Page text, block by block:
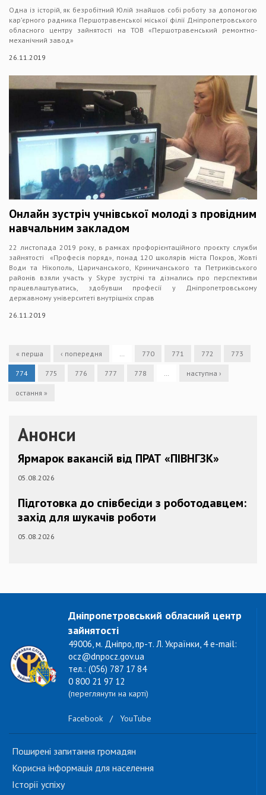
Одна із історій, як безробітний Юлій знайшов собі роботу за допомогою
кар’єрного радника Першотравенської міської філії Дніпропетровського
обласного центру зайнятості на ТОВ «Першотравенський ремонтно-
механічний завод»
26.11.2019
Онлайн зустріч учнівської молоді з провідним
навчальним закладом
22 листопада 2019 року, в рамках профорієнтаційного проєкту служби
зайнятості «Професія поряд», понад 120 школярів міста Покров, Жовті
Води та Нікополь, Царичанського, Криничанського та Петриківського
районів взяли участь у Skype зустрічі та дізнались про перспективи
працевлаштуватись, здобувши професії у Дніпропетровському
державному університеті внутрішніх справ
26.11.2019
« перша ‹ попередня 770 771 772 773
774 775 776 777 778 наступна ›
остання »
Анонси
Ярмарок вакансій від ПРАТ «ПІВНГЗК»
05.08.2026
Підготовка до співбесіди з роботодавцем:
захід для шукачів роботи
05.08.2026
Дніпропетровський обласний центр
зайнятості
49006, м. Дніпро, пр-т. Л. Українки, 4 e-mail:
ocz@dnpocz.gov.ua
тел.: (056) 787 17 84
0 800 21 97 12
(переглянути на карті)
Facebook / YouTube
Поширені запитання громадян
Корисна інформація для населення
Історії успіху